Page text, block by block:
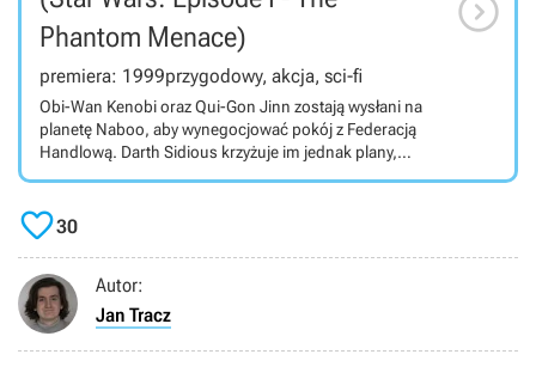
Phantom Menace)
premiera: 1999przygodowy, akcja, sci-fi
Obi-Wan Kenobi oraz Qui-Gon Jinn zostają wysłani na
planetę Naboo, aby wynegocjować pokój z Federacją
Handlową. Darth Sidious krzyżuje im jednak plany,
dokonując inwazji na tę małą planetę. Jedi wraz z
chłopca imieniem Anakin.

30
Autor:
Jan Tracz